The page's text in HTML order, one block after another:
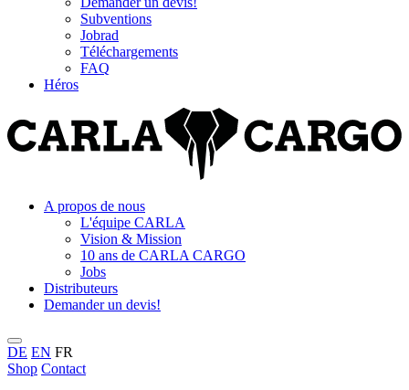
Subventions
Jobrad
Téléchargements
FAQ
Héros
A propos de nous
L'équipe CARLA
Vision & Mission
10 ans de CARLA CARGO
Jobs
Distributeurs
Demander un devis!
DE EN FR
Shop Contact